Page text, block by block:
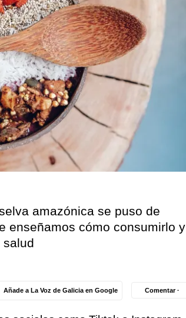
amazónica se puso de
enseñamos cómo consumirlo y
salud
Añade a La Voz de Galicia en Google Comentar ·